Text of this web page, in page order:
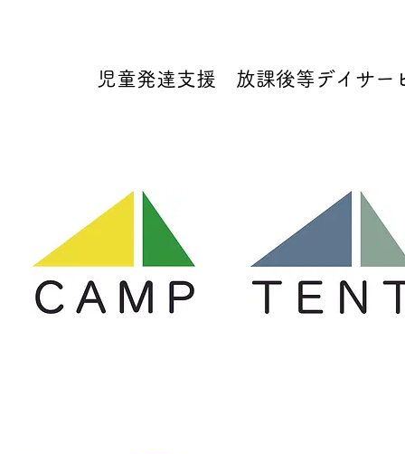
児童発達支援 放課後等デイサ